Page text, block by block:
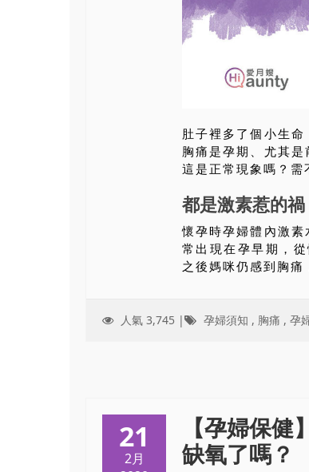
肚子裡多了個小生
胸痛是孕期、尤其
這是正常現象嗎？需
都是激素惹的禍
懷孕時孕婦體內激
常出現在孕早期，
之後媽咪仍感到胸痛
人氣 3,745 | 孕婦須知 , 胸痛 , 孕
21
2月
【孕婦保
缺氧了嗎？